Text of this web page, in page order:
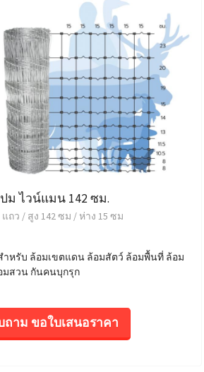
ม ไวน์แมน 142 ซม.
แถว / สูง 142 ซม / ห่าง 15 ซม
ำหรับ ล้อมเขตแดน ล้อมสัตว์ ล้อมพื้นที่ ล้อม
มสวน กันคนบุกรุก
ถาม ขอใบเสนอราคา